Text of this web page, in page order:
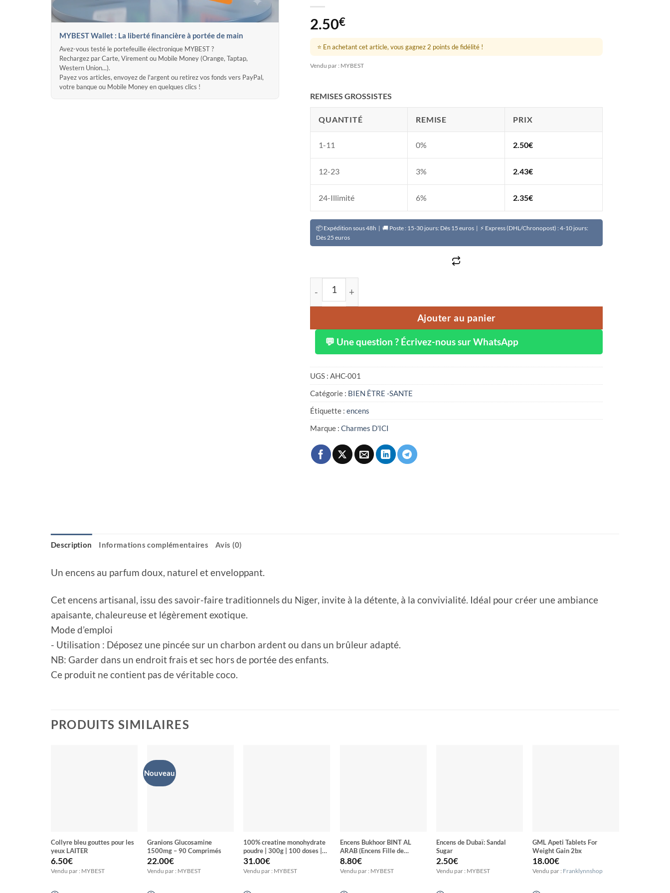
MYBEST Wallet : La liberté financière à portée de main
Avez-vous testé le portefeuille électronique MYBEST ?
Rechargez par Carte, Virement ou Mobile Money (Orange, Taptap,
Western Union...).
Payez vos articles, envoyez de l'argent ou retirez vos fonds vers PayPal,
votre banque ou Mobile Money en quelques clics !
2.50€
⭐ En achetant cet article, vous gagnez 2 points de fidélité !
Vendu par : MYBEST
REMISES GROSSISTES
QUANTITÉ REMISE PRIX
1-11 0% 2.50€
12-23 3% 2.43€
24-Illimité 6% 2.35€
📦 Expédition sous 48h | 🚚 Poste : 15-30 jours: Dès 15 euros | ⚡ Express (DHL/Chronopost) : 4-10 jours:
Dès 25 euros
quantité de Encens du Niger: CoCo râpé
Ajouter au panier
💬 Une question ? Écrivez-nous sur WhatsApp
UGS :AHC-001
Catégorie : BIEN ÊTRE -SANTE
Étiquette :encens
Marque :Charmes D'ICI
Description Informations complémentaires Avis (0)
Un encens au parfum doux, naturel et enveloppant.
Cet encens artisanal, issu des savoir-faire traditionnels du Niger, invite à la détente, à la convivialité. Idéal pour créer une ambiance
apaisante, chaleureuse et légèrement exotique.
‎Mode d’emploi
‎- Utilisation : Déposez une pincée sur un charbon ardent ou dans un brûleur adapté.
‎NB: Garder dans un endroit frais et sec hors de portée des enfants.
‎‎Ce produit ne contient pas de véritable coco.
PRODUITS SIMILAIRES
Collyre bleu gouttes pour les
yeux LAITER
6.50€
Vendu par : MYBEST
Nouveau
Granions Glucosamine
1500mg – 90 Comprimés
22.00€
Vendu par : MYBEST
100% creatine monohydrate
poudre | 300g | 100 doses |
créatine | Non aromatisée |
Augmentation des
performances physiques et de
31.00€
Vendu par : MYBEST
Encens Bukhoor BINT AL
ARAB (Encens Fille de
l’Arabe)
8.80€
Vendu par : MYBEST
Encens de Dubaï: Sandal
Sugar
2.50€
Vendu par : MYBEST
GML Apeti Tablets For
Weight Gain 2bx
18.00€
Vendu par : Franklynnshop